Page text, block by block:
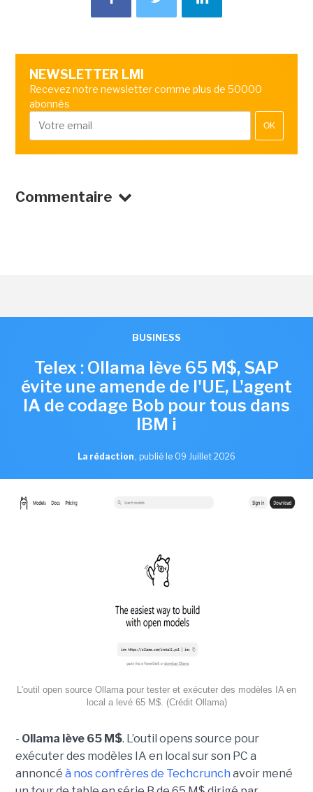
NEWSLETTER LMI
Recevez notre newsletter comme plus de 50000
abonnés
OK
Commentaire
BUSINESS
Telex : Ollama lève 65 M$, SAP
évite une amende de l'UE, L'agent
IA de codage Bob pour tous dans
IBM i
La rédaction , publié le 09 Juillet 2026
L'outil open source Ollama pour tester et exécuter des modèles IA en
local a levé 65 M$. (Crédit Ollama)
- Ollama lève 65 M$. L’outil opens source pour
exécuter des modèles IA en local sur son PC a
annoncé à nos confrères de Techcrunch avoir mené